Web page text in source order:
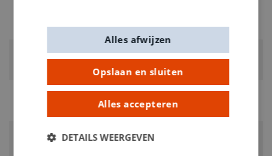
neonoranje
RUBRIEK:
GEWICHT
ARTIKELNUMMER
Opslaan en sluiten
Alles accepteren
Alles afwijzen
DETAILS WEERGEVEN